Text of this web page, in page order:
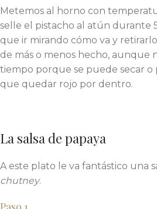
Metemos al horno con
selle el pistacho al atún durante
que ir mirando cómo va y
de más o menos hecho, aunque
tiempo porque se puede secar o
que quedar rojo por dentro.
La salsa de papaya
A este plato le va fantástico una
chutney.